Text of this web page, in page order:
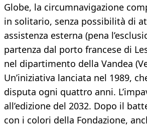
Globe, la circumnavigazione
in solitario, senza possibilità di
assistenza esterna (pena
partenza dal porto francese di
nel dipartimento della Vandea
Un’iniziativa lanciata nel 1989,
disputa ogni quattro anni.
all’edizione del 2032. Dopo il
con i colori della Fondazione,